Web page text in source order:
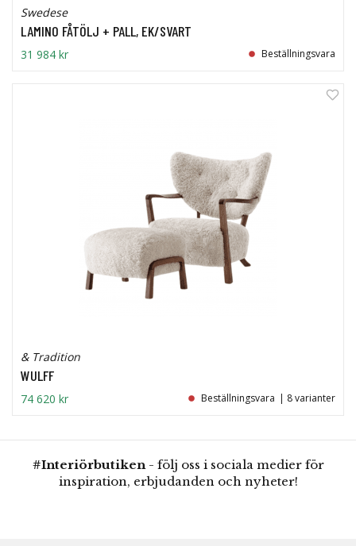
Swedese
LAMINO FÅTÖLJ + PALL, EK/SVART
31 984 kr Beställningsvara
& Tradition
WULFF
74 620 kr Beställningsvara | 8 varianter
#Interiörbutiken- följ oss i sociala medier för
inspiration, erbjudanden och nyheter!